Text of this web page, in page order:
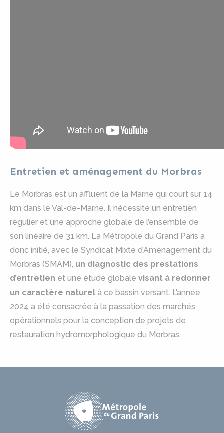
Entretien et aménagement du Morbras
Le Morbras est un affluent de la Marne qui court sur 14
km dans le Val-de-Marne. Il nécessite un entretien
régulier et une approche globale de l’ensemble de
son linéaire de 31 km. La Métropole du Grand Paris a
donc initié, avec le Syndicat Mixte d’Aménagement du
Morbras (SMAM), un diagnostic des prestations
d’entretien et une étude globale visant à redonner
un caractère naturel à ce bassin versant. L’année
2024 a été consacrée à la passation des marchés
opérationnels pour la conception de projets de
restauration hydromorphologique du Morbras.